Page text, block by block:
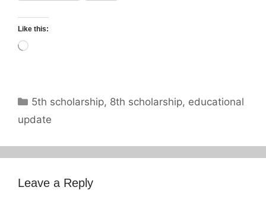
Like this:
Loading…
Categories
5th scholarship, 8th scholarship, educational
update
Leave a Reply